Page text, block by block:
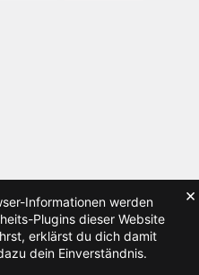
Informationen werden
Plugins dieser Website
erklärst du dich damit
dein Einverständnis.
×